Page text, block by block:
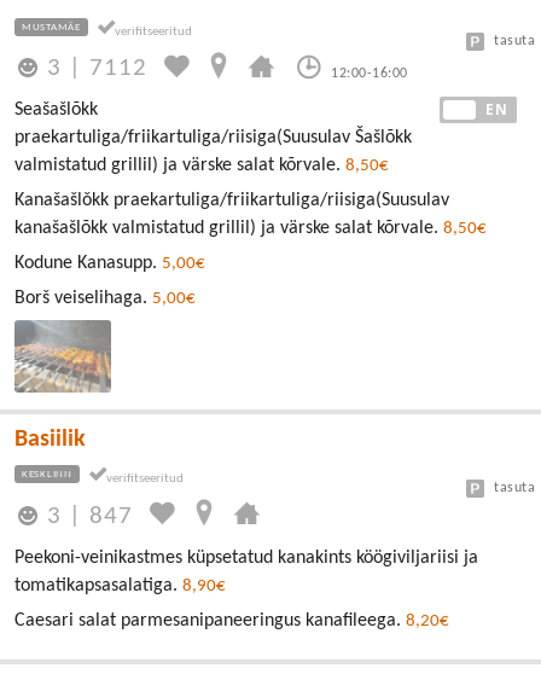
MUSTAMÄE
3 7112 12:00-16:00
tasuta
EN
Seašašlõkk
praekartuliga/friikartuliga/riisiga(Suusulav Šašlõkk
valmistatud grillil) ja värske salat kõrvale. 8,50€
Kanašašlǒkk praekartuliga/friikartuliga/riisiga(Suusulav
kanašašlõkk valmistatud grillil) ja värske salat kõrvale. 8,50€
Kodune Kanasupp. 5,00€
Borš veiselihaga. 5,00€
Basiilik
KESKLINN
3 847
tasuta
Peekoni-veinikastmes küpsetatud kanakints köögiviljariisi ja
tomatikapsasalatiga. 8,90€
Caesari salat parmesanipaneeringus kanafileega. 8,20€